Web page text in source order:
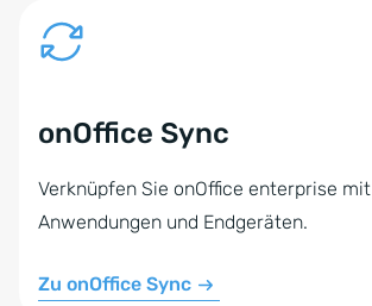
onOffice Sync
Verknüpfen Sie onOffice enterprise mit
Anwendungen und Endgeräten.
Zu onOffice Sync